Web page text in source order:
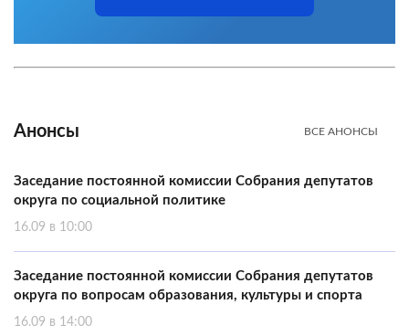
Анонсы ВСЕ АНОНСЫ
Заседание постоянной комиссии Собрания депутатов
округа по социальной политике
16.09 в 10:00
Заседание постоянной комиссии Собрания депутатов
округа по вопросам образования, культуры и спорта
16.09 в 14:00